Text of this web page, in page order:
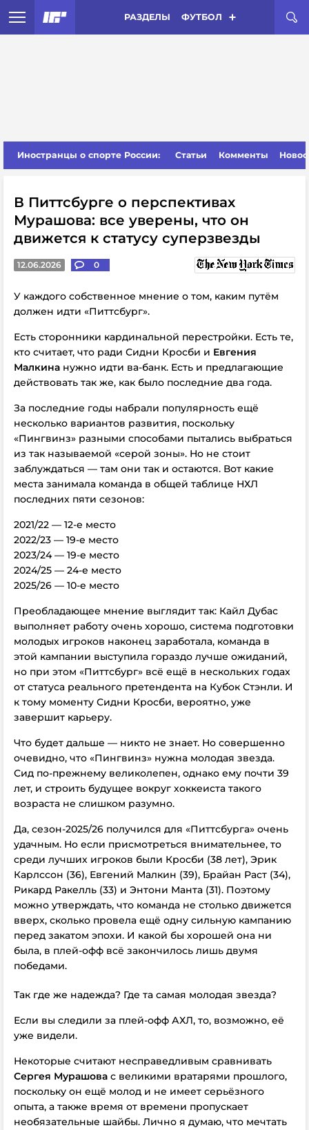
РАЗДЕЛЫ ФУТБОЛ
Иностранцы о спорте России: Статьи Комменты
В Питтсбурге о перспективах
Мурашова: все уверены, что он
движется к статусу суперзвезды
12.06.2026 0
У каждого собственное мнение о том, каким путём
должен идти «Питтсбург».
Есть сторонники кардинальной перестройки. Есть те,
кто считает, что ради Сидни Кросби и Евгения
Малкина нужно идти ва-банк. Есть и предлагающие
действовать так же, как было последние два года.
За последние годы набрали популярность ещё
несколько вариантов развития, поскольку
«Пингвинз» разными способами пытались выбраться
из так называемой «серой зоны». Но не стоит
заблуждаться — там они так и остаются. Вот какие
места занимала команда в общей таблице НХЛ
последних пяти сезонов:
2021/22 — 12-е место
2022/23 — 19-е место
2023/24 — 19-е место
2024/25 — 24-е место
2025/26 — 10-е место
Преобладающее мнение выглядит так: Кайл Дубас
выполняет работу очень хорошо, система подготовки
молодых игроков наконец заработала, команда в
этой кампании выступила гораздо лучше ожиданий,
но при этом «Питтсбург» всё ещё в нескольких годах
от статуса реального претендента на Кубок Стэнли. И
к тому моменту Сидни Кросби, вероятно, уже
завершит карьеру.
Что будет дальше — никто не знает. Но совершенно
очевидно, что «Пингвинз» нужна молодая звезда.
Сид по-прежнему великолепен, однако ему почти 39
лет, и строить будущее вокруг хоккеиста такого
возраста не слишком разумно.
Да, сезон-2025/26 получился для «Питтсбурга» очень
удачным. Но если присмотреться внимательнее, то
среди лучших игроков были Кросби (38 лет), Эрик
Карлссон (36), Евгений Малкин (39), Брайан Раст (34),
Рикард Ракелль (33) и Энтони Манта (31). Поэтому
можно утверждать, что команда не столько движется
вверх, сколько провела ещё одну сильную кампанию
перед закатом эпохи. И какой бы хорошей она ни
была, в плей-офф всё закончилось лишь двумя
победами.
Так где же надежда? Где та самая молодая звезда?
Если вы следили за плей-офф АХЛ, то, возможно, её
уже видели.
Некоторые считают несправедливым сравнивать
Сергея Мурашова с великими вратарями прошлого,
поскольку он ещё молод и не имеет серьёзного
опыта, а также время от времени пропускает
необязательные шайбы. Лично я думаю, что мечтать